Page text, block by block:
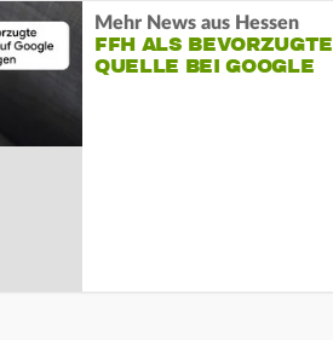
Mehr News aus Hessen
FFH ALS BEVORZUGTE
QUELLE BEI GOOGLE